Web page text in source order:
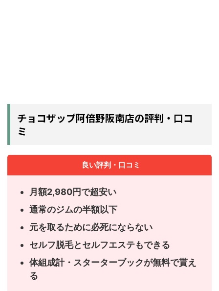
チョコザップ阿倍野阪南店の評判・口コ
ミ
良い評判・口コミ
月額2,980円で超安い
通常のジムの半額以下
元を取るために必死にならない
セルフ脱毛とセルフエステもできる
体組成計・スターターブックが無料で貰え
る